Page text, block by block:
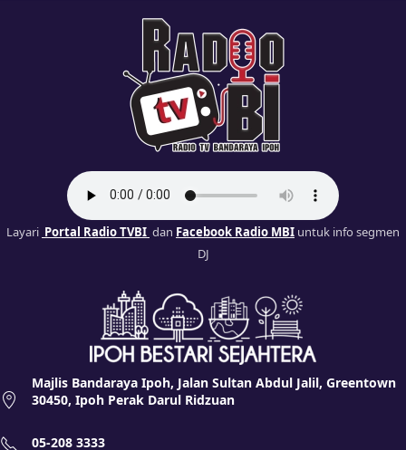
Layari Portal Radio TVBI dan Facebook Radio MBI untuk info segmen
DJ
Majlis Bandaraya Ipoh, Jalan Sultan Abdul Jalil, Greentown
30450, Ipoh Perak Darul Ridzuan
05-208 3333